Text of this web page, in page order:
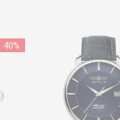
40%